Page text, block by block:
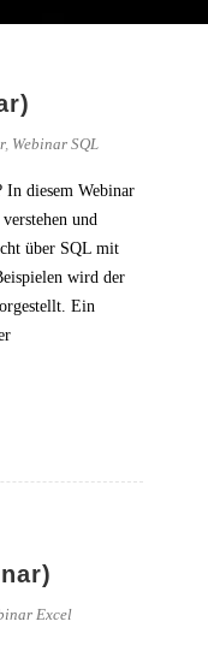
, Webinar SQL
In diesem Webinar
und
über SQL mit
wird der
Ein
Excel